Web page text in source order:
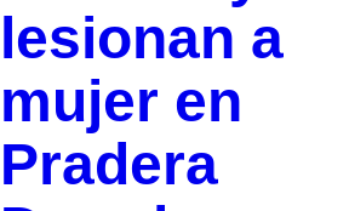
lesionan a
mujer en
Pradera